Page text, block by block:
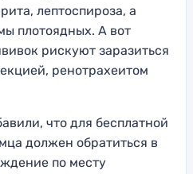
лептоспироза, а
плотоядных. А вот
рискуют заразиться
ренотрахеитом
что для бесплатной
должен обратиться в
по месту